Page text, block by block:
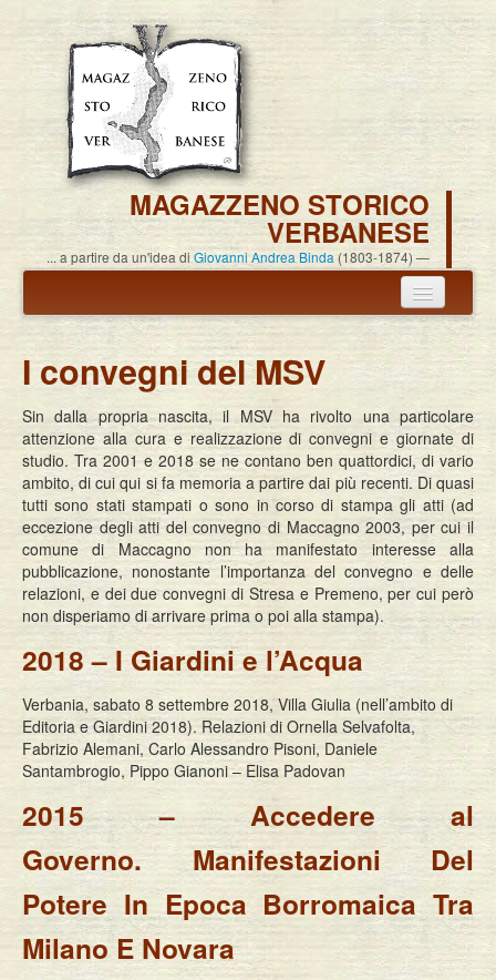
MAGAZZENO STORICO
VERBANESE
... a partire da un'idea di Giovanni Andrea Binda (1803-1874)
Annuncio termine attività
Carlo Alessandro Pisoni
Associazione
Pubblicazioni
Eventi
I convegni del MSV
Sin dalla propria nascita, il MSV ha rivolto una particolare
attenzione alla cura e realizzazione di convegni e giornate di
studio. Tra 2001 e 2018 se ne contano ben quattordici, di vario
ambito, di cui qui si fa memoria a partire dai più recenti. Di quasi
tutti sono stati stampati o sono in corso di stampa gli atti (ad
eccezione degli atti del convegno di Maccagno 2003, per cui il
comune di Maccagno non ha manifestato interesse alla
pubblicazione, nonostante l’importanza del convegno e delle
relazioni, e dei due convegni di Stresa e Premeno, per cui però
non disperiamo di arrivare prima o poi alla stampa).
2018 – I Giardini e l’Acqua
Verbania, sabato 8 settembre 2018, Villa Giulia (nell’ambito di
Editoria e Giardini 2018). Relazioni di Ornella Selvafolta,
Fabrizio Alemani, Carlo Alessandro Pisoni, Daniele
Santambrogio, Pippo Gianoni – Elisa Padovan
2015 – Accedere al
Governo.Manifestazioni Del
Potere In Epoca Borromaica Tra
Milano E Novara